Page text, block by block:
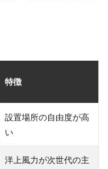
特徴
設置場所の自由度が高
い
洋上風力が次世代の主